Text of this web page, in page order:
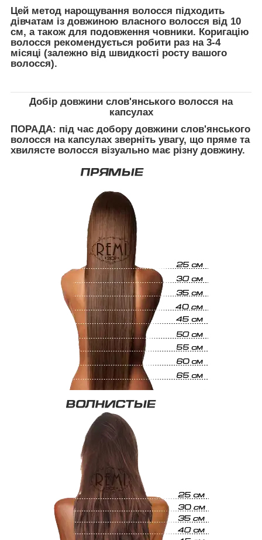
Цей метод нарощування волосся підходить
дівчатам із довжиною власного волосся від 10
см, а також для подовження човники. Коригацію
волосся рекомендується робити раз на 3-4
місяці (залежно від швидкості росту вашого
волосся).
Добір довжини слов'янського волосся на
капсулах
ПОРАДА: під час добору довжини слов'янського
волосся на капсулах зверніть увагу, що пряме та
хвилясте волосся візуально має різну довжину.